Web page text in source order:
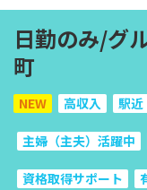
日勤のみ/グ
町
NEW 高収入 駅近
主婦（主夫）活躍中
資格取得サポート